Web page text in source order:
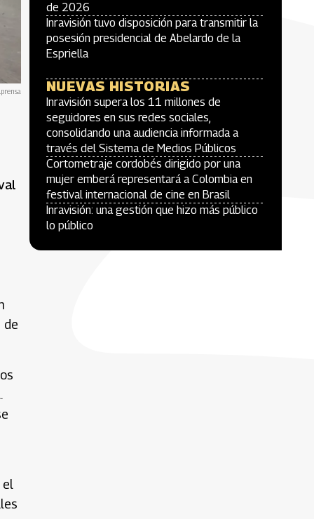
de
el
de 2026
Inravisión tuvo disposición para transmitir la
posesión presidencial de Abelardo de la
Espriella
NUEVAS HISTORIAS
Inravisión supera los 11 millones de
seguidores en sus redes sociales,
consolidando una audiencia informada a
través del Sistema de Medios Públicos
Cortometraje cordobés dirigido por una
mujer emberá representará a Colombia en
festival internacional de cine en Brasil
Inravisión: una gestión que hizo más público
lo público